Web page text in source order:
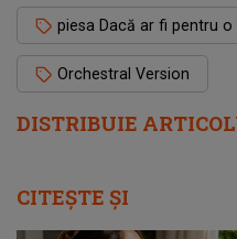
DISTRIBUIE
piesa Dacă ar fi pentru o
Orchestral Version
CITEȘTE ȘI